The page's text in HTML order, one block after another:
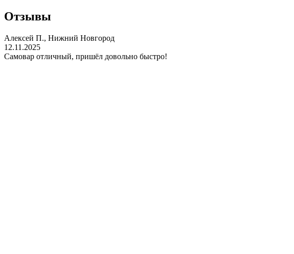
Отзывы
Алексей П., Нижний Новгород
12.11.2025
Самовар отличный, пришёл довольно быстро!